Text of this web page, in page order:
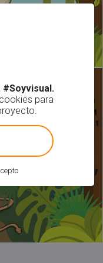
#Soyvisual.
para